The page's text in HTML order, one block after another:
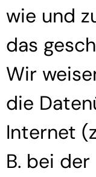
wie und
das
Wir
die
Internet
B. bei